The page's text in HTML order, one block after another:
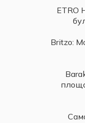
ETRO
Britzo: